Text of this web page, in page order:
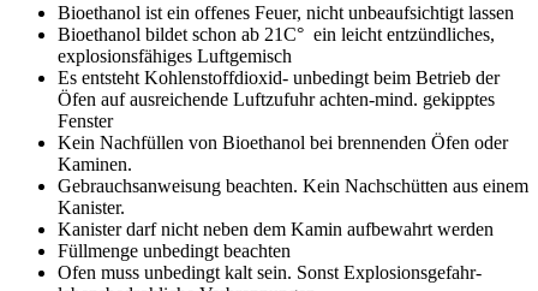
Bioethanol ist ein offenes Feuer, nicht unbeaufsichtigt lassen
Bioethanol bildet schon ab 21C° ein leicht entzündliches,
explosionsfähiges Luftgemisch
Es entsteht Kohlenstoffdioxid- unbedingt beim Betrieb der
Öfen auf ausreichende Luftzufuhr achten-mind. gekipptes
Fenster
Kein Nachfüllen von Bioethanol bei brennenden Öfen oder
Kaminen.
Gebrauchsanweisung beachten. Kein Nachschütten aus einem
Kanister.
Kanister darf nicht neben dem Kamin aufbewahrt werden
Füllmenge unbedingt beachten
Ofen muss unbedingt kalt sein. Sonst Explosionsgefahr-